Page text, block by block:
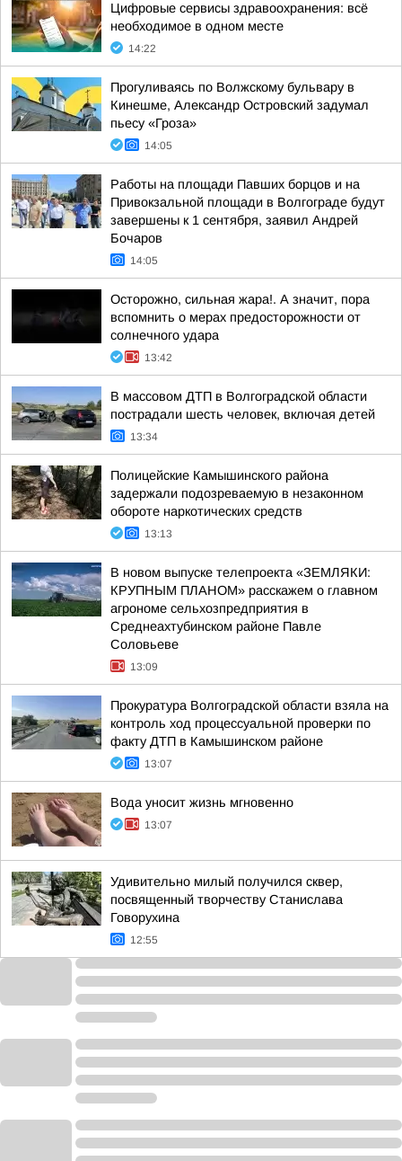
Цифровые сервисы здравоохранения: всё
необходимое в одном месте
14:22
Прогуливаясь по Волжскому бульвару в
Кинешме, Александр Островский задумал
пьесу «Гроза»
14:05
Работы на площади Павших борцов и на
Привокзальной площади в Волгограде будут
завершены к 1 сентября, заявил Андрей
Бочаров
14:05
Осторожно, сильная жара!. А значит, пора
вспомнить о мерах предосторожности от
солнечного удара
13:42
В массовом ДТП в Волгоградской области
пострадали шесть человек, включая детей
13:34
Полицейские Камышинского района
задержали подозреваемую в незаконном
обороте наркотических средств
13:13
В новом выпуске телепроекта «ЗЕМЛЯКИ:
КРУПНЫМ ПЛАНОМ» расскажем о главном
агрономе сельхозпредприятия в
Среднеахтубинском районе Павле
Соловьеве
13:09
Прокуратура Волгоградской области взяла на
контроль ход процессуальной проверки по
факту ДТП в Камышинском районе
13:07
Вода уносит жизнь мгновенно
13:07
Удивительно милый получился сквер,
посвященный творчеству Станислава
Говорухина
12:55